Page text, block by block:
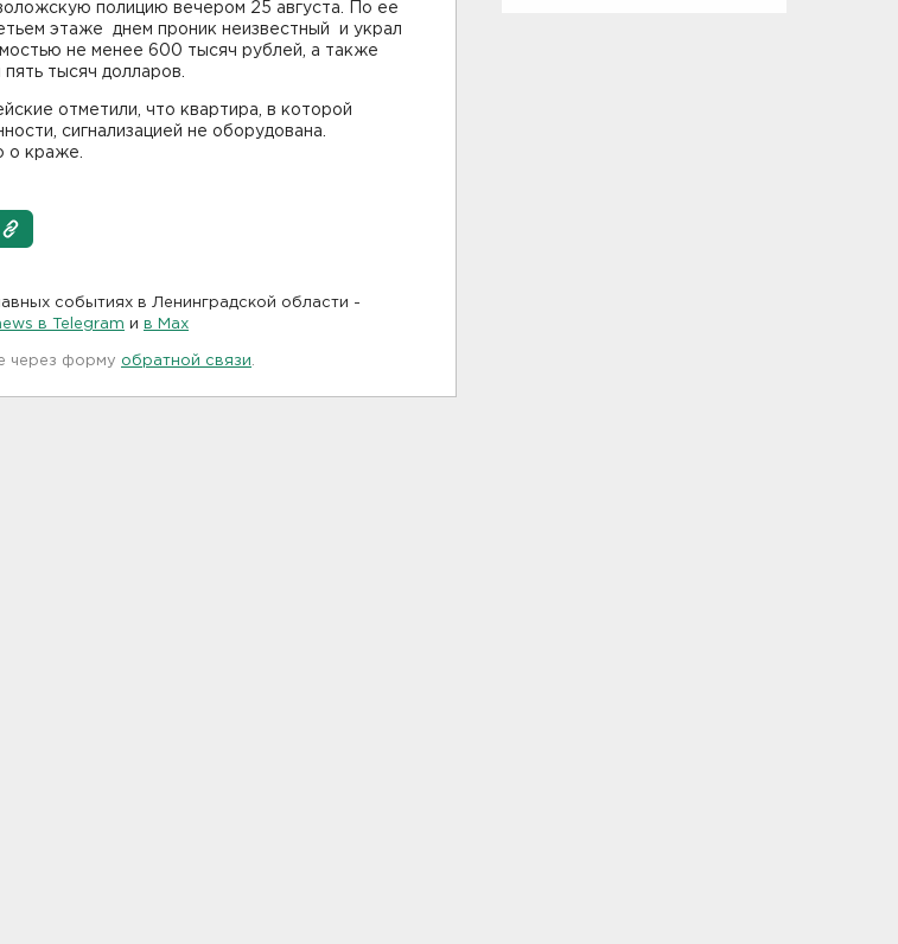
полицию вечером 25 августа. По ее
этаже днем проник неизвестный и украл
не менее 600 тысяч рублей, а также
тысяч долларов.
отметили, что квартира, в которой
сигнализацией не оборудована.
о краже.
событиях в Ленинградской области -
в Telegram и в Maх
через форму обратной связи